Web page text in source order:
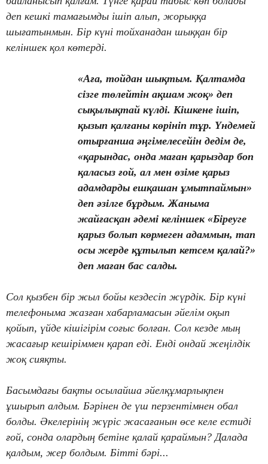
деп кешкі тамағымды ішіп алып, жорыққа
шығатынмын. Бір күні тойханадан шыққан бір
келіншек қол көтерді.
«Аға, тойдан шықтым. Қалтамда
сізге төлейтін ақшам жоқ» деп
сықылықтай күлді. Кішкене ішіп,
қызып қалғаны көрініп тұр. Үндемей
отырғанша әңгімелесейін дедім де,
«қарындас, онда маған қарыздар боп
қаласыз ғой, ал мен өзіме қарыз
адамдарды ешқашан ұмытпаймын»
деп әзілге бұрдым. Жаныма
жайғасқан әдемі келіншек «Біреуге
қарыз болып көрмеген адаммын, тап
осы жерде құтылып кетсем қалай?»
деп маған бас салды.
Сол қызбен бір жыл бойы кездесіп жүрдік. Бір күні
телефоныма жазған хабарламасын әйелім оқып
қойып, үйде кішігірім соғыс болған. Сол кезде мың
жасағыр кешіріммен қарап еді. Енді ондай жеңілдік
жоқ сияқты.
Басымдағы бақты осылайша әйелқұмарлықпен
ұшырып алдым. Бәрінен де үш перзентімнен обал
болды. Әкелерінің жүріс жасағанын өсе келе естиді
ғой, сонда олардың бетіне қалай қараймын? Далада
қалдым, жер болдым. Бітті бәрі...